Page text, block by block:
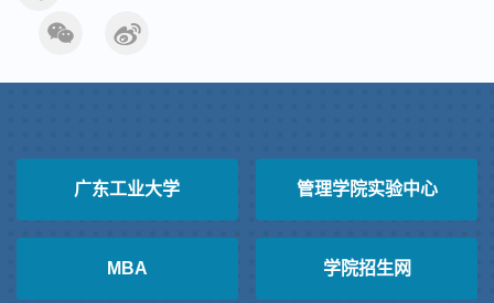
广东工业大学 管理学院实验中心
MBA 学院招生网